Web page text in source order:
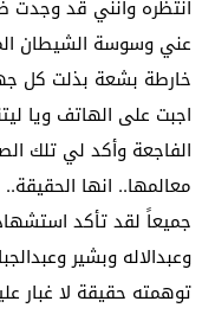
انتظره وانني قد
عني وسوسة الشيطان
خارطة بشعة بذلت كل
اجبت على الهاتف ويا
الفاجعة وأكد لي تلك
معالمها.. انها
جميعاً لقد تأكد
وعبدالاله وبشير
توهمته حقيقة لا غبار